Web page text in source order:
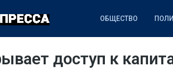
ОБЩЕСТВО
КУЛЬТУРА НАУКА СПОРТ IT
доступ к